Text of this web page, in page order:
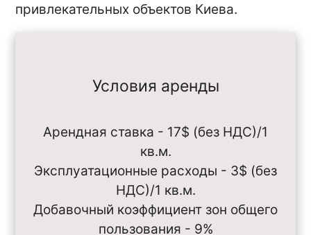
привлекательных объектов Киева.
Условия аренды
Арендная ставка - 17$ (без НДС)/1
кв.м.
Эксплуатационные расходы - 3$ (без
НДС)/1 кв.м.
Добавочный коэффициент зон общего
пользования - 9%